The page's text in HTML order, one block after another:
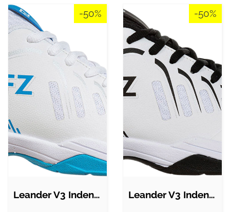
-50%
Leander V3 Indendørssko
-50%
Leander V3 Indendørssko